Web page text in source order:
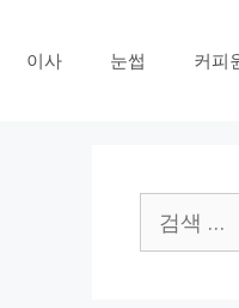
이사 눈썹 커피
색: